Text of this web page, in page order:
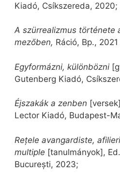
Kiadó, Csíkszereda, 2020;
A szürrealizmus története
mezőben, Ráció, Bp.,
Egyformázni, különbözni
Gutenberg Kiadó,
Éjszakák a zenben
Lector Kiadó, Budapest-
Rețele avangardiste, afilieri
multiple [tanulmányok],
București, 2023;